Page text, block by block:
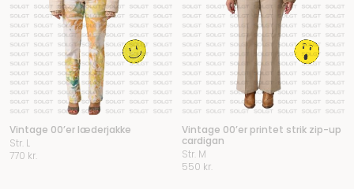
Vintage 00’er læderjakke
Str. L
770 kr.
Vintage 00’er printet strik zip-up
cardigan
Str. M
550 kr.